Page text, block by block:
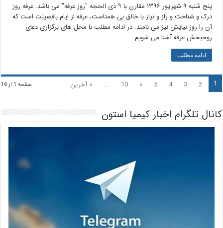
پنج شنبه ۹ شهریور ۱۳۹۶ مقارن با ۹ ذی الحجه "روز عرفه" می باشد. عرفه روز
درک و شناخت و راز و نیاز با خالق بی همتاست، عرفه از ایام بافضیلت است که
آن را روز نیایش نیز می نامند. در ادامه مطلب با محل های برگزاری دعای
روحبخش عرفه آشنا می شویم.
ادامه مطلب
صفحه 1 از 16 1
2
3
4
5
»
10
... » آخرین
کانال تلگرام اخبار کیمیا استون